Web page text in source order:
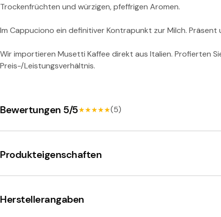
n
d
Trockenfrüchten und würzigen, pfeffrigen Aromen.
Im Cappuciono ein definitiver Kontrapunkt zur Milch. Präsent
Wir importieren Musetti Kaffee direkt aus Italien. Profierten
Preis-/Leistungsverhältnis.
Bewertungen 5/5★★★★★
★★★★★(5)
Produkteigenschaften
Herstellerangaben